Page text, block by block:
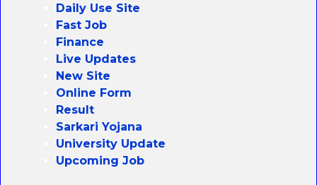
Daily Use Site
Fast Job
Finance
Live Updates
New Site
Online Form
Result
Sarkari Yojana
University Update
Upcoming Job